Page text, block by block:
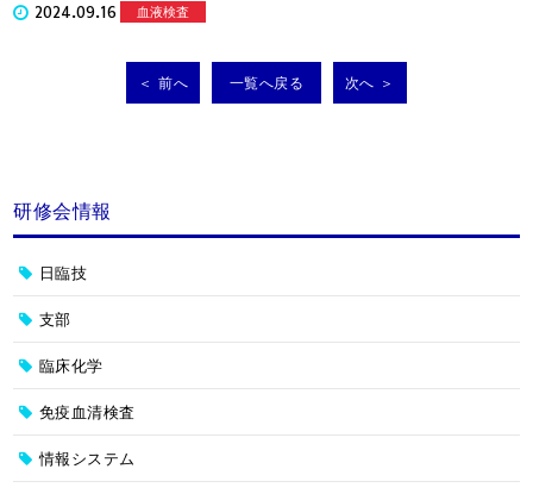
2024.09.16 血液検査
＜ 前へ 一覧へ戻る 次へ ＞
研修会情報
日臨技
支部
臨床化学
免疫血清検査
情報システム